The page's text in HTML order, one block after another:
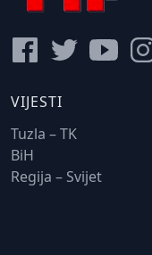
VIJESTI
Tuzla – TK
BiH
Regija – Svijet